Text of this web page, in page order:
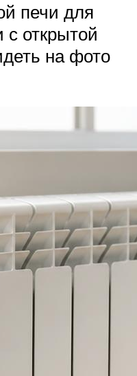
печи для
открытой
на фото